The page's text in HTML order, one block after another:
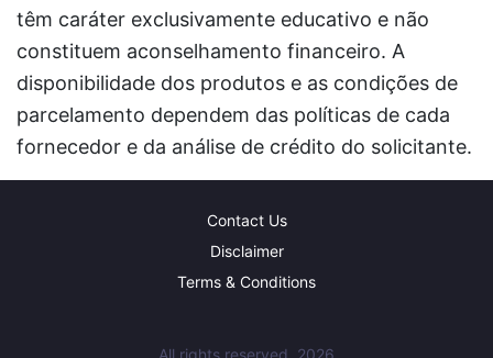
têm caráter exclusivamente educativo e não
constituem aconselhamento financeiro. A
disponibilidade dos produtos e as condições de
parcelamento dependem das políticas de cada
fornecedor e da análise de crédito do solicitante.
Contact Us
Disclaimer
Terms & Conditions
All rights reserved, 2026